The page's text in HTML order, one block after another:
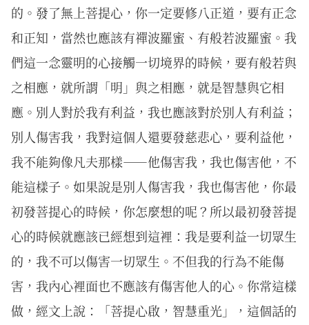
的。發了無上菩提心，你一定要修八正道，要有正念
和正知，當然也應該有禪波羅蜜、有般若波羅蜜。我
們這一念靈明的心接觸一切境界的時候，要有般若與
之相應，就所謂「明」與之相應，就是智慧與它相
應。別人對於我有利益，我也應該對於別人有利益；
別人傷害我，我對這個人還要發慈悲心，要利益他，
我不能夠像凡夫那樣——他傷害我，我也傷害他，不
能這樣子。如果說是別人傷害我，我也傷害他，你最
初發菩提心的時候，你怎麼想的呢？所以最初發菩提
心的時候就應該已經想到這裡：我是要利益一切眾生
的，我不可以傷害一切眾生。不但我的行為不能傷
害，我內心裡面也不應該有傷害他人的心。你常這樣
做，經文上說：「菩提心啟，智慧重光」，這個話的